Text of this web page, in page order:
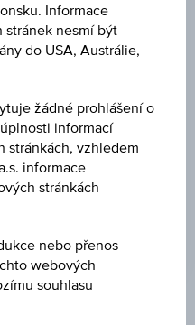
Informace
nesmí být
do USA, Austrálie,
žádné prohlášení o
informací
stránkách, vzhledem
informace
stránkách
nebo přenos
webových
souhlasu